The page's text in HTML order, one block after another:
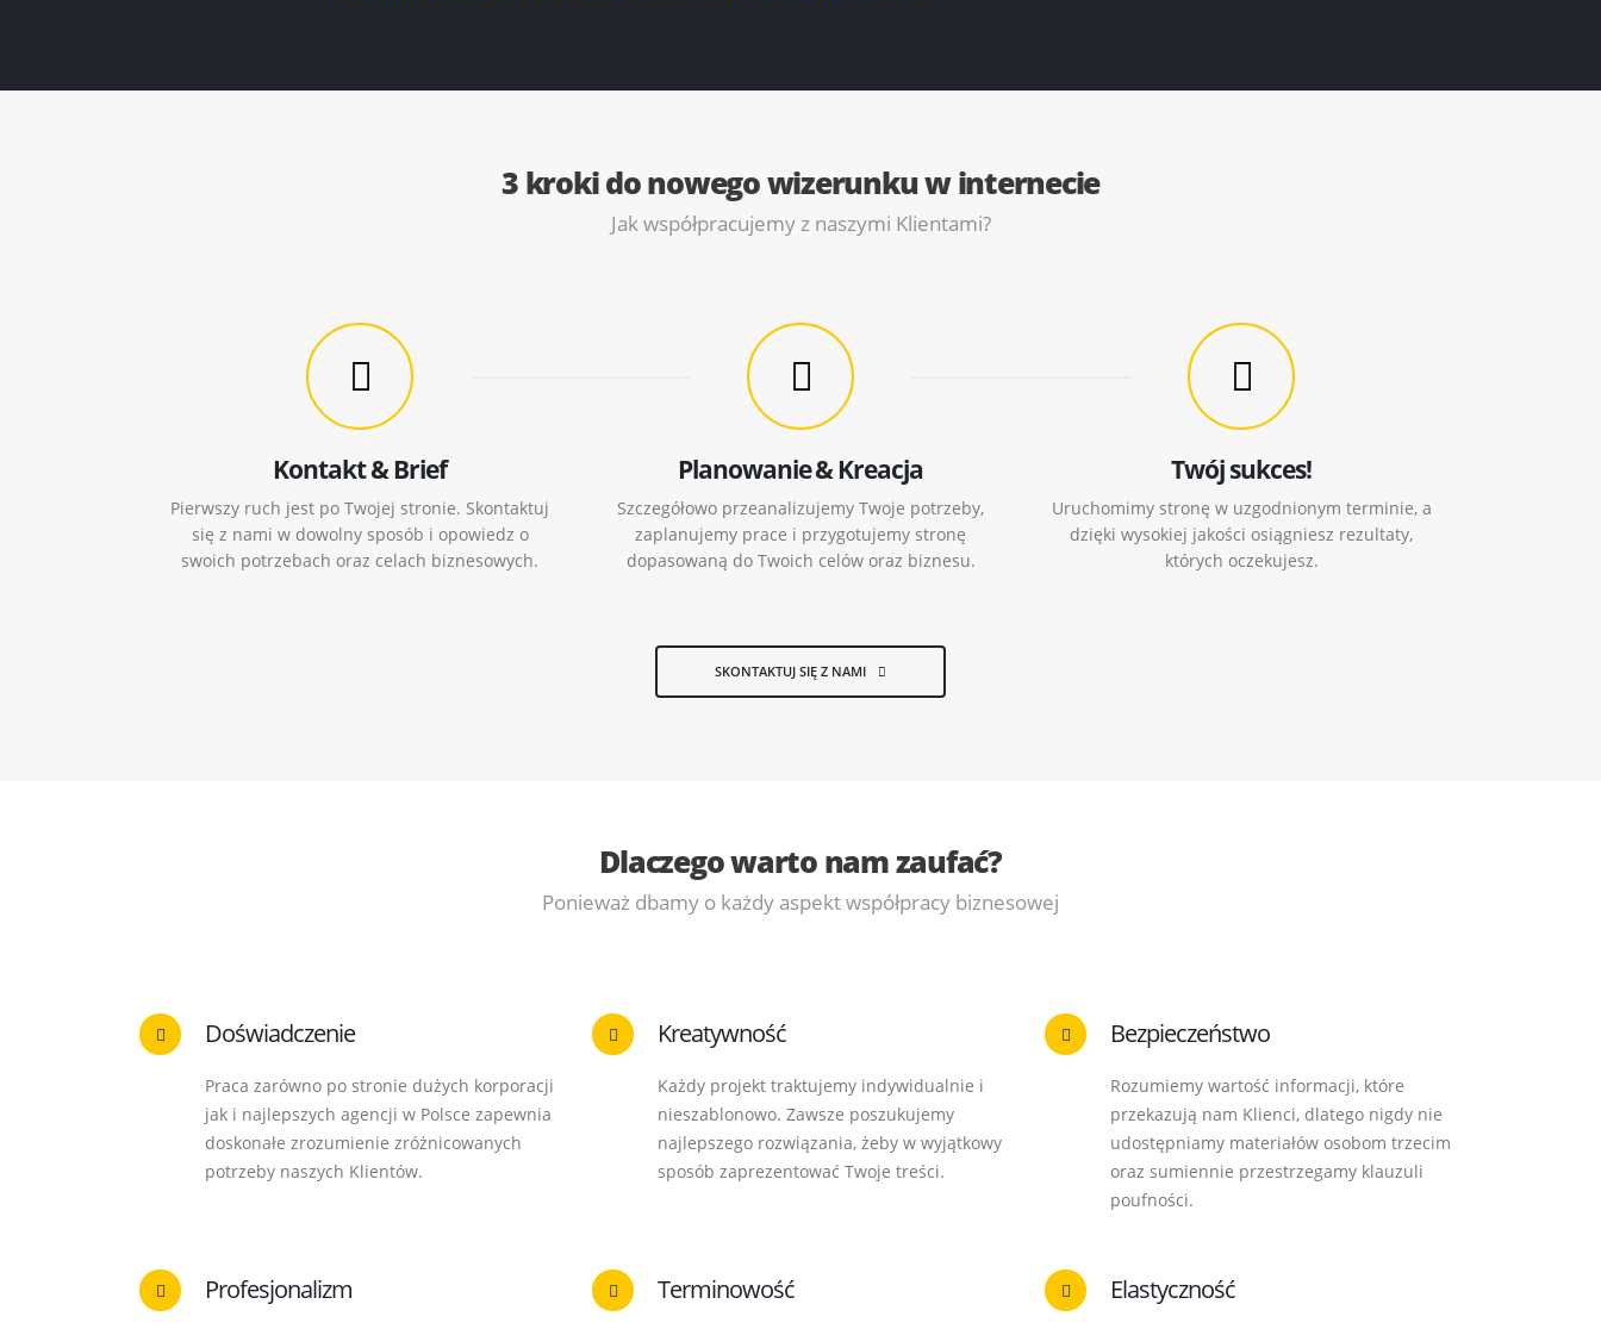
3 kroki do nowego wizerunku w internecie
Jak współpracujemy z naszymi Klientami?
Kontakt & Brief
Pierwszy ruch jest po Twojej stronie. Skontaktuj
się z nami w dowolny sposób i opowiedz o
swoich potrzebach oraz celach biznesowych.
Planowanie & Kreacja
Szczegółowo przeanalizujemy Twoje potrzeby,
zaplanujemy prace i przygotujemy stronę
dopasowaną do Twoich celów oraz biznesu.
Twój sukces!
Uruchomimy stronę w uzgodnionym terminie, a
dzięki wysokiej jakości osiągniesz rezultaty,
których oczekujesz.
SKONTAKTUJ SIĘ Z NAMI
Dlaczego warto nam zaufać?
Ponieważ dbamy o każdy aspekt współpracy biznesowej
Doświadczenie
Praca zarówno po stronie dużych korporacji
jak i najlepszych agencji w Polsce zapewnia
doskonałe zrozumienie zróżnicowanych
potrzeby naszych Klientów.
Kreatywność
Każdy projekt traktujemy indywidualnie i
nieszablonowo. Zawsze poszukujemy
najlepszego rozwiązania, żeby w wyjątkowy
sposób zaprezentować Twoje treści.
Bezpieczeństwo
Rozumiemy wartość informacji, które
przekazują nam Klienci, dlatego nigdy nie
udostępniamy materiałów osobom trzecim
oraz sumiennie przestrzegamy klauzuli
poufności.
Profesjonalizm Terminowość Elastyczność